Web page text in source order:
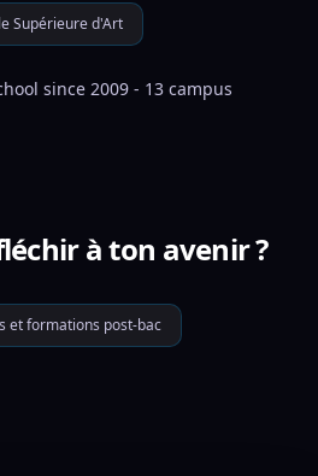
Supérieure d'Art
since 2009 - 13 campus
à ton avenir ?
et formations post-bac